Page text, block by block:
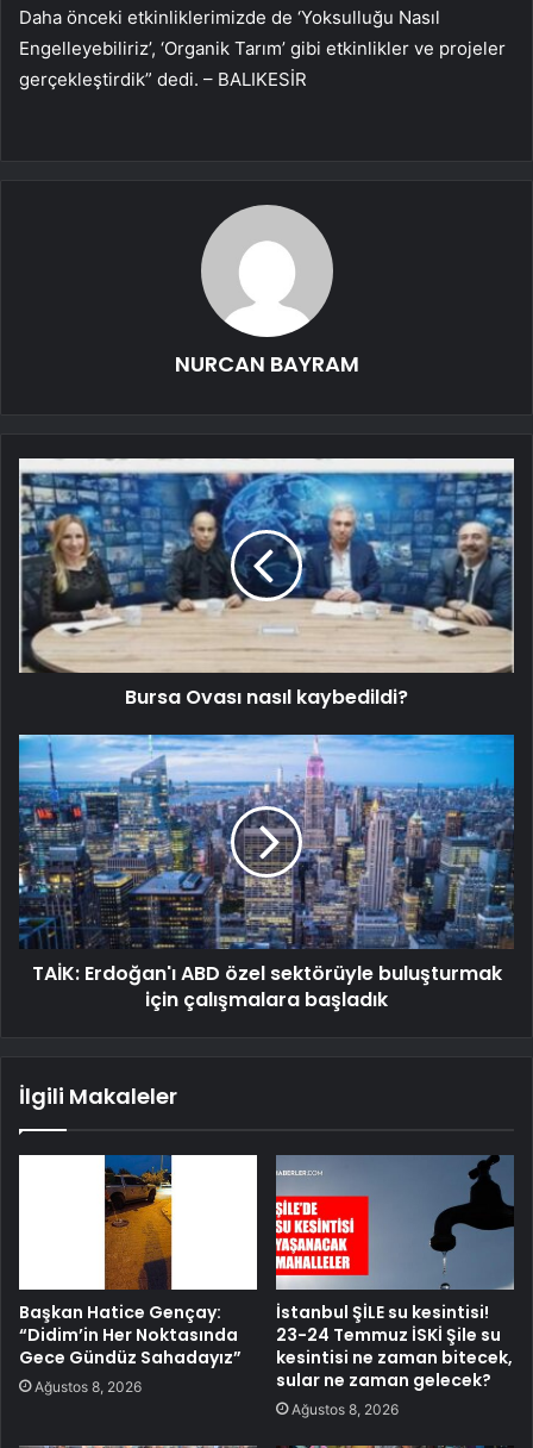
Daha önceki etkinliklerimizde de ‘Yoksulluğu Nasıl
Engelleyebiliriz’, ‘Organik Tarım’ gibi etkinlikler ve projeler
gerçekleştirdik” dedi. – BALIKESİR
NURCAN BAYRAM
Bursa Ovası nasıl kaybedildi?
TAİK: Erdoğan'ı ABD özel sektörüyle buluşturmak
için çalışmalara başladık
İlgili Makaleler
Başkan Hatice Gençay:
“Didim’in Her Noktasında
Gece Gündüz Sahadayız”
Ağustos 8, 2026
İstanbul ŞİLE su kesintisi!
23-24 Temmuz İSKİ Şile su
kesintisi ne zaman bitecek,
sular ne zaman gelecek?
Ağustos 8, 2026